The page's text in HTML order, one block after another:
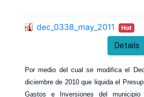
dec_0338_may_2011 Hot
Details
Por medio del cual se modifica el
diciembre de 2010 que liquida el
Gastos e Inversiones del